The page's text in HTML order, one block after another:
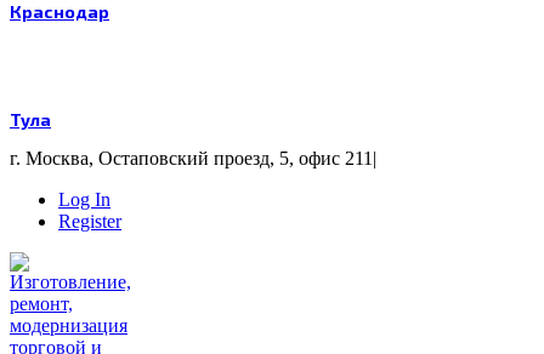
Краснодар
Тула
г. Москва, Остаповский проезд, 5, офис 211 |
Log In
Register